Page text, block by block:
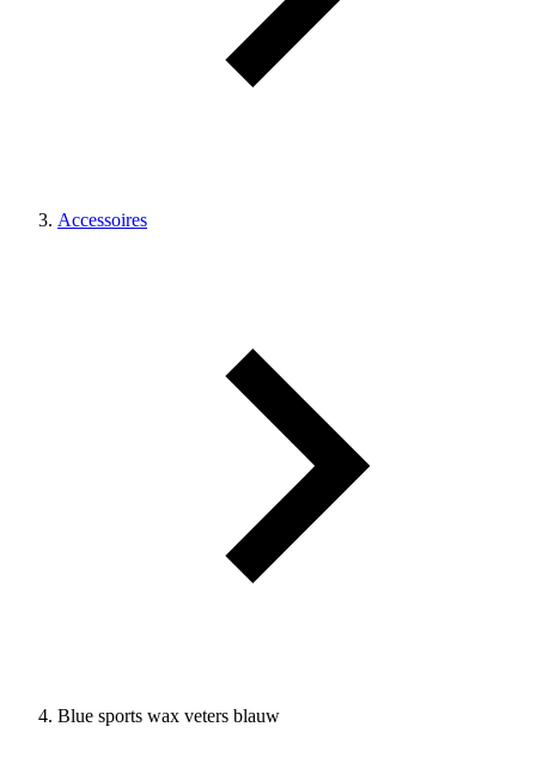
Accessoires
Blue sports wax veters blauw